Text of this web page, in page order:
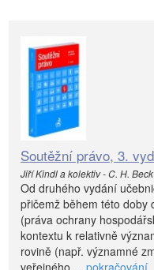
Soutěžní právo, 3.
Jiří Kindl a kolektiv - C. H. Beck
Od druhého vydání
přičemž během této doby
(práva ochrany
kontextu k relativně
rovině (např. významné
veřejného ... pokračování